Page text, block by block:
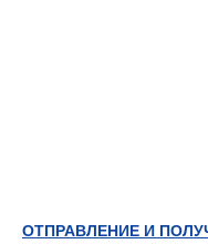
ОТПРАВЛЕНИЕ И